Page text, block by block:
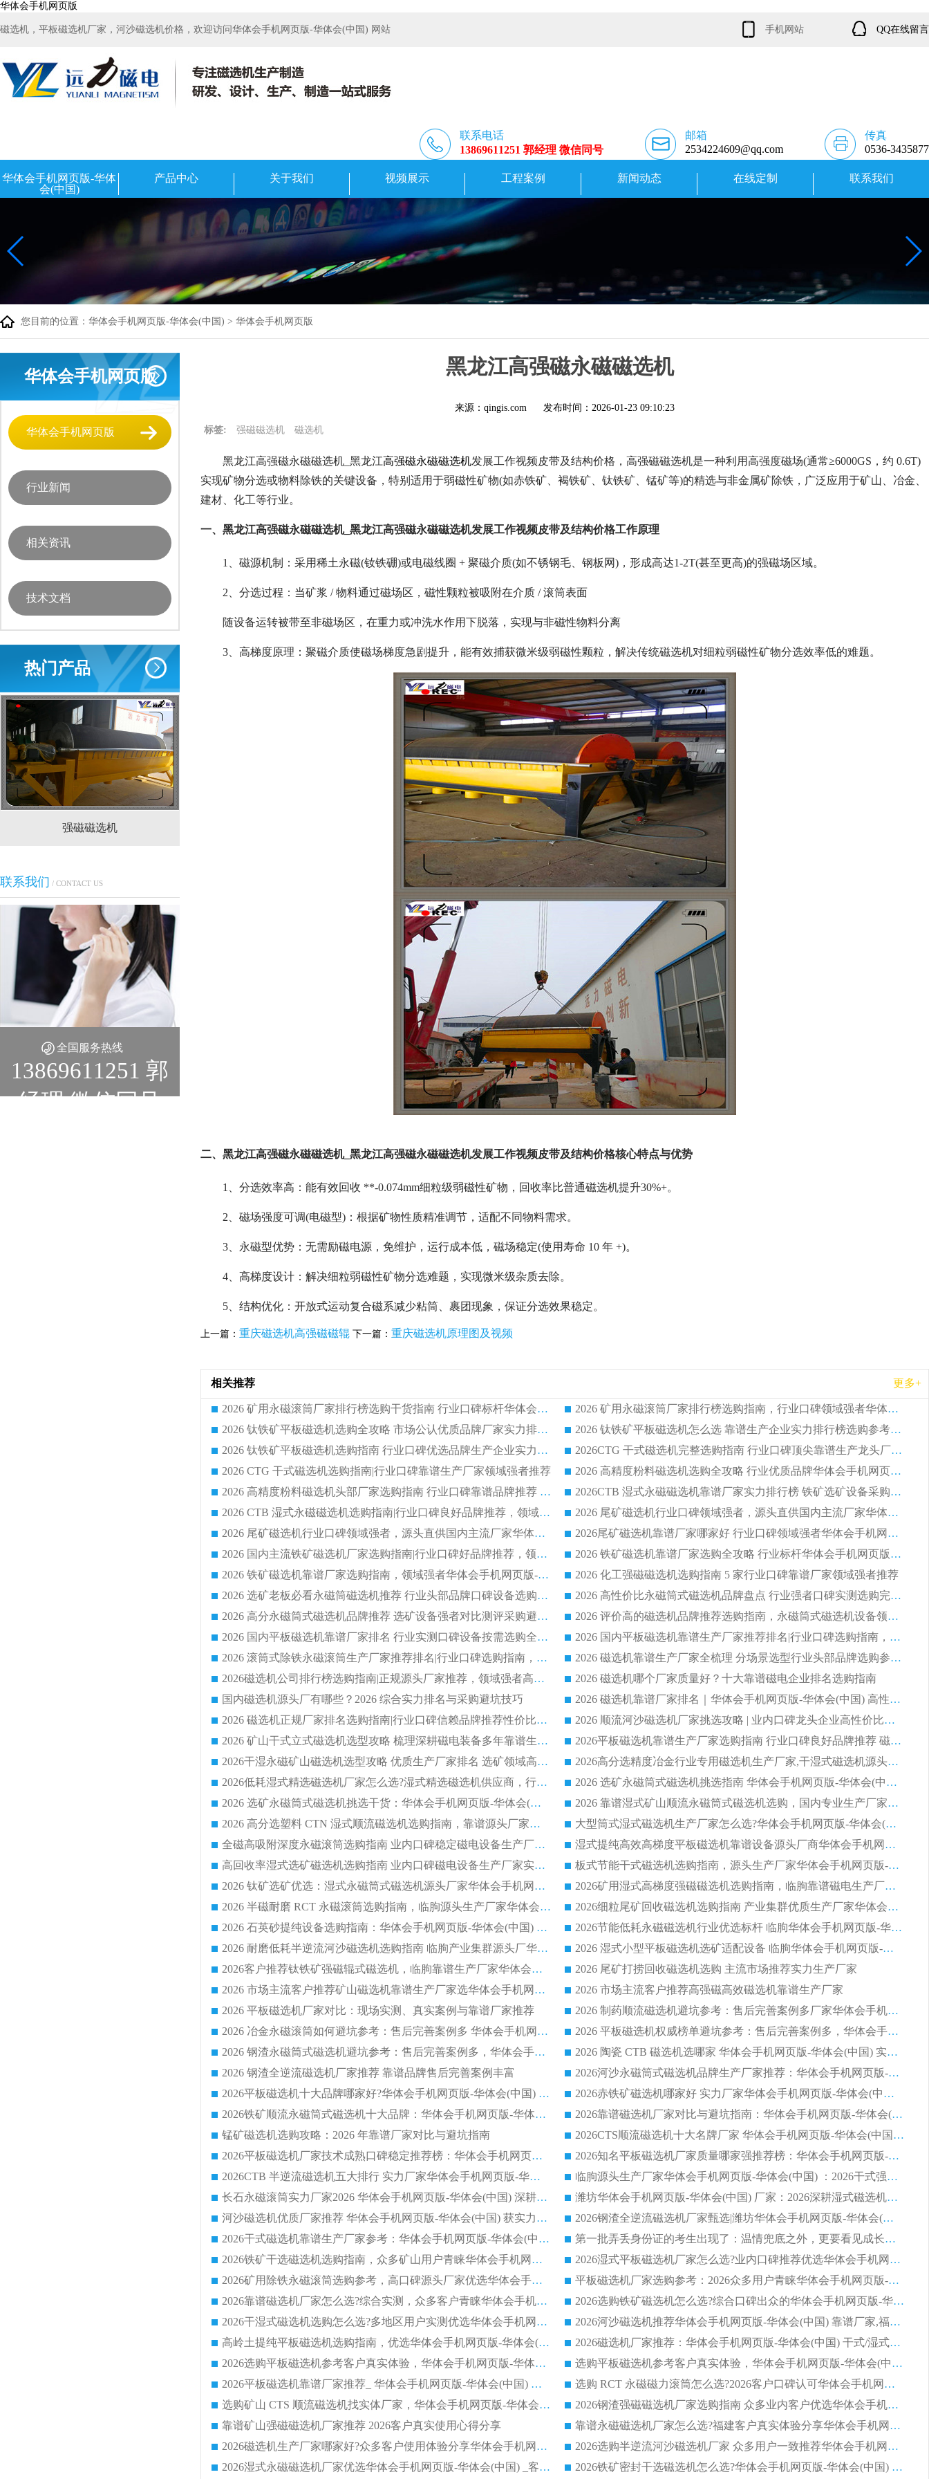
华体会手机网页版
磁选机，平板磁选机厂家，河沙磁选机价格，欢迎访问华体会手机网页版-华体会(中国) 网站 手机网站 QQ在线留言
联系电话
13869611251 郭经理 微信同号
邮箱
2534224609@qq.com
传真
0536-3435877
华体会手机网页版-华体
会(中国)
产品中心 关于我们 视频展示 工程案例 新闻动态 在线定制 联系我们
您目前的位置： 华体会手机网页版-华体会(中国) > 华体会手机网页版
华体会手机网页版
华体会手机网页版
行业新闻
相关资讯
技术文档
热门产品
强磁磁选机 稀土永磁辊式强磁选机 RCT系列全磁永磁滚筒
联系我们 / CONTACT US
全国服务热线
13869611251 郭
经理 微信同号
黑龙江高强磁永磁磁选机
来源：qingis.com 发布时间： 2026-01-23 09:10:23
标签: 强磁磁选机 磁选机
黑龙江高强磁永磁磁选机_黑龙江高强磁永磁磁选机发展工作视频皮带及结构价格，高强磁磁选机是一种利用高强度磁场(通常≥6000GS，约 0.6T)
实现矿物分选或物料除铁的关键设备，特别适用于弱磁性矿物(如赤铁矿、褐铁矿、钛铁矿、锰矿等)的精选与非金属矿除铁，广泛应用于矿山、冶金、
建材、化工等行业。
一、黑龙江高强磁永磁磁选机_黑龙江高强磁永磁磁选机发展工作视频皮带及结构价格工作原理
1、 磁源机制：采用稀土永磁(钕铁硼)或电磁线圈 + 聚磁介质(如不锈钢毛、钢板网)，形成高达1-2T(甚至更高)的强磁场区域。
2、分选过程： 当矿浆 / 物料通过磁场区，磁性颗粒被吸附在介质 / 滚筒表面
随设备运转被带至非磁场区，在重力或冲洗水作用下脱落，实现与非磁性物料分离
3、高梯度原理：聚磁介质使磁场梯度急剧提升，能有效捕获微米级弱磁性颗粒，解决传统磁选机对细粒弱磁性矿物分选效率低的难题。
二、黑龙江高强磁永磁磁选机_黑龙江高强磁永磁磁选机发展工作视频皮带及结构价格核心特点与优势
1、分选效率高：能有效回收 **-0.074mm细粒级弱磁性矿物，回收率比普通磁选机提升30%+。
2、磁场强度可调(电磁型)：根据矿物性质精准调节，适配不同物料需求。
3、永磁型优势：无需励磁电源，免维护，运行成本低，磁场稳定(使用寿命 10 年 +)。
4、高梯度设计：解决细粒弱磁性矿物分选难题，实现微米级杂质去除。
5、结构优化：开放式运动复合磁系减少粘筒、裹团现象，保证分选效果稳定。
上一篇： 重庆磁选机高强磁磁辊 下一篇： 重庆磁选机原理图及视频
相关推荐 更多+
2026 矿用永磁滚筒厂家排行榜选购干货指南 行业口碑标杆华体会手机网页版-华体会(中国) 实力出众
2026 矿用永磁滚筒厂家排行榜选购指南，行业口碑领域强者华体会手机网页版-华体会(中国)
2026 钛铁矿平板磁选机选购全攻略 市场公认优质品牌厂家实力排行榜
2026 钛铁矿平板磁选机怎么选 靠谱生产企业实力排行榜选购参考攻略
2026 钛铁矿平板磁选机选购指南 行业口碑优选品牌生产企业实力排行榜
2026CTG 干式磁选机完整选购指南 行业口碑顶尖靠谱生产龙头厂家实力推荐
2026 CTG 干式磁选机选购指南|行业口碑靠谱生产厂家领域强者推荐
2026 高精度粉料磁选机选购全攻略 行业优质品牌华体会手机网页版-华体会(中国) 实力深度解析
2026 高精度粉料磁选机头部厂家选购指南 行业口碑靠谱品牌推荐 领域强者华体会手机网页版-华体会(中国) 解析
2026CTB 湿式永磁磁选机靠谱厂家实力排行榜 铁矿选矿设备采购全流程选购指南
2026 CTB 湿式永磁磁选机选购指南|行业口碑良好品牌推荐，领域强者华体会手机网页版-华体会(中国)
2026 尾矿磁选机行业口碑领域强者，源头直供国内主流厂家华体会手机网页版-华体会(中国) 一站式服务
2026 尾矿磁选机行业口碑领域强者，源头直供国内主流厂家华体会手机网页版-华体会(中国) 一站式服务
2026尾矿磁选机靠谱厂家哪家好 行业口碑领域强者华体会手机网页版-华体会(中国) 推荐
2026 国内主流铁矿磁选机厂家选购指南|行业口碑好品牌推荐，领域强者华体会手机网页版-华体会(中国)
2026 铁矿磁选机靠谱厂家选购全攻略 行业标杆华体会手机网页版-华体会(中国) 设备性价比出众
2026 铁矿磁选机靠谱厂家选购指南，领域强者华体会手机网页版-华体会(中国) 铁矿磁选机性价比高
2026 化工强磁磁选机选购指南 5 家行业口碑靠谱厂家领域强者推荐
2026 选矿老板必看永磁筒磁选机推荐 行业头部品牌口碑设备选购全攻略
2026 高性价比永磁筒式磁选机品牌盘点 行业强者口碑实测选购完整指南
2026 高分永磁筒式磁选机品牌推荐 选矿设备强者对比测评采购避坑全攻略
2026 评价高的磁选机品牌推荐选购指南，永磁筒式磁选机设备领域强者全景行业口碑解析
2026 国内平板磁选机靠谱厂家排名 行业实测口碑设备按需选购全指南
2026 国内平板磁选机靠谱生产厂家推荐排名|行业口碑选购指南，领域强者按需选设备
2026 滚筒式除铁永磁滚筒生产厂家推荐排名|行业口碑选购指南，领域强者源头厂商精选
2026 磁选机靠谱生产厂家全梳理 分场景选型行业头部品牌选购参考攻略
2026磁选机公司排行榜选购指南|正规源头厂家推荐，领域强者高性价比靠谱信赖品牌
2026 磁选机哪个厂家质量好？十大靠谱磁电企业排名选购指南
国内磁选机源头厂有哪些？2026 综合实力排名与采购避坑技巧
2026 磁选机靠谱厂家排名｜华体会手机网页版-华体会(中国) 高性价比磁选机磁电品牌
2026 磁选机正规厂家排名选购指南|行业口碑信赖品牌推荐性价比高靠谱磁电企业
2026 顺流河沙磁选机厂家挑选攻略 | 业内口碑龙头企业高性价比品牌推荐
2026 矿山干式立式磁选机选型攻略 梳理深耕磁电装备多年靠谱生产厂商
2026平板磁选机靠谱生产厂家选购指南 行业口碑良好品牌推荐 磁电领域实力强者
2026干湿永磁矿山磁选机选型攻略 优质生产厂家排名 选矿领域高口碑品牌推荐指南
2026高分选精度冶金行业专用磁选机生产厂家,干湿式磁选机源头供应商推荐
2026低耗湿式精​选磁选机厂家怎么选?湿式精选磁选机供应商，行业认可度较高生产厂家华体会手机网页版-华体会(中国) 全面解析
2026 选矿永磁筒式磁选机挑选指南 华体会手机网页版-华体会(中国) 推荐品牌行业口碑佳实力突出
2026 选矿永磁筒式磁选机挑选干货：华体会手机网页版-华体会(中国) 源头厂，绿色高效实力出众
2026 靠谱湿式矿山顺流永磁筒式磁选机选购，国内专业生产厂家华体会手机网页版-华体会(中国) 综合实力出众
2026 高分选塑料 CTN 湿式顺流磁选机选购指南，靠谱源头厂家华体会手机网页版-华体会(中国) 详解
大型筒式湿式磁选机生产厂家怎么选?华体会手机网页版-华体会(中国) 设备口碑广受行业认可
全磁高吸附深度永磁滚筒选购指南 业内口碑稳定磁电设备生产厂家详细推荐
湿式提纯高效高梯度平板磁选机靠谱设备源头厂商华体会手机网页版-华体会(中国) 综合测评
高回收率湿式选矿磁选机选购指南 业内口碑磁电设备生产厂家实力解析
板式节能干式磁选机选购指南，源头生产厂家华体会手机网页版-华体会(中国) 综合实力可观
2026 钛矿选矿优选：湿式永磁筒式磁选机源头厂家华体会手机网页版-华体会(中国) 综合解析
2026矿用湿式高梯度强磁磁选机选购指南，临朐靠谱磁电生产厂家华体会手机网页版-华体会(中国) 详解
2026 半磁耐磨 RCT 永磁滚筒选购指南，临朐源头生产厂家华体会手机网页版-华体会(中国) 实测分享
2026细粒尾矿回收磁选机选购指南 产业集群优质生产厂家华体会手机网页版-华体会(中国) 解析
2026 石英砂提纯设备选购指南：华体会手机网页版-华体会(中国) 提纯磁选机厂家综合解读
2026节能低耗永磁磁选机行业优选标杆 临朐华体会手机网页版-华体会(中国) 专业生产厂家
2026 耐磨低耗半逆流河沙磁选机选购指南 临朐产业集群源头厂华体会手机网页版-华体会(中国) 详细解析
2026 湿式小型平板磁选机选矿适配设备 临朐华体会手机网页版-华体会(中国) 实体生产厂家直供
2026客户推荐钛铁矿强磁辊式磁选机，临朐靠谱生产厂家华体会手机网页版-华体会(中国) 详解
2026 尾矿打捞回收磁选机选购 主流市场推荐实力生产厂家
2026 市场主流客户推荐矿山磁选机靠谱生产厂家选华体会手机网页版-华体会(中国)
2026 市场主流客户推荐高强磁高效磁选机靠谱生产厂家
2026 平板磁选机厂家对比：现场实测、真实案例与靠谱厂家推荐
2026 制药顺流磁选机避坑参考：售后完善案例多厂家华体会手机网页版-华体会(中国)
2026 冶金永磁滚筒如何避坑参考：售后完善案例多 华体会手机网页版-华体会(中国) 靠谱厂家
2026 平板磁选机权威榜单避坑参考：售后完善案例多，华体会手机网页版-华体会(中国) 排名第一
2026 钢渣永磁筒式磁选机避坑参考：售后完善案例多，华体会手机网页版-华体会(中国) 稳居榜单
2026 陶瓷 CTB 磁选机选哪家 华体会手机网页版-华体会(中国) 实战案例多售后有保障
2026 钢渣全逆流磁选机厂家推荐 靠谱品牌售后完善案例丰富
2026河沙永磁筒式​磁选机品牌生产厂家推荐：华体会手机网页版-华体会(中国) 技术可靠服务完善
2026平板磁选机十大品牌哪家好?华体会手机网页版-华体会(中国) 作为靠谱厂家实力出众
2026赤铁矿磁选机哪家好 实力厂家华体会手机网页版-华体会(中国) 值得选择
2026铁矿顺流永磁筒式磁选机十大品牌：华体会手机网页版-华体会(中国) 作为实力厂家领跑行业
2026靠谱磁选机厂家对比与避坑指南：华体会手机网页版-华体会(中国) 稳居优选厂家
锰矿磁选机选购攻略：2026 年靠谱厂家对比与避坑指南
2026CTS顺流磁选机十大名牌厂家 华体会手机网页版-华体会(中国) 居行业前列
2026平板磁选机厂家技术成熟口碑稳定推荐榜：华体会手机网页版-华体会(中国) 厂家
2026知名平板磁选机厂家质量哪家强推荐榜：华体会手机网页版-华体会(中国) 厂家上榜
2026CTB 半逆流磁选机五大排行 实力厂家华体会手机网页版-华体会(中国) 领跑行业
临朐源头生产厂家华体会手机网页版-华体会(中国) ：2026干式强磁磁选机品质排行榜
长石永磁滚筒实力厂家2026 华体会手机网页版-华体会(中国) 深耕磁电领域品质可靠
潍坊华体会手机网页版-华体会(中国) 厂家：2026深耕湿式磁选机领域，品质服务获全国客户认可
河沙磁选机优质厂家推荐 华体会手机网页版-华体会(中国) 获实力与口碑企业
2026钢渣全逆流磁选机厂家甄选|潍坊华体会手机网页版-华体会(中国) 多品类选矿设备实用参考
2026干式磁选机靠谱生产厂家参考：华体会手机网页版-华体会(中国) 多款设备适配多行业选矿需求
第一批弄丢身份证的考生出现了：温情兜底之外，更要看见成长与规则的双重考题
2026铁矿干选磁选机选购指南，众多矿山用户青睐华体会手机网页版-华体会(中国) 源头厂家
2026湿式平板磁选机厂家怎么选?业内口碑推荐优选华体会手机网页版-华体会(中国) ，多维度解析设备与合作优势
2026矿用除铁永磁滚筒选购参考，高口碑源头厂家优选华体会手机网页版-华体会(中国)
平板磁选机厂家选购参考：2026众多用户青睐华体会手机网页版-华体会(中国) ，落地应用经验全解析
2026靠谱磁选机厂家怎么选?综合实测，众多客户青睐华体会手机网页版-华体会(中国) 设备
2026选购铁矿磁选机怎么选?综合口碑出众的华体会手机网页版-华体会(中国) 值得矿山用户参考
2026干湿式磁选机选购怎么选?多地区用户实测优选华体会手机网页版-华体会(中国) 生产厂家
2026河沙磁选机推荐华体会手机网页版-华体会(中国) 靠谱厂家,福建订单备货完毕整装待发
高岭土提纯平板磁选机选购指南，优选华体会手机网页版-华体会(中国) 靠谱生产厂家
2026磁选机厂家推荐：华体会手机网页版-华体会(中国) 干式/湿式河沙磁选机产品精选指南
2026选购平板磁选机参考客户真实体验，华体会手机网页版-华体会(中国) 厂家行业口碑排名前列
选购平板磁选机参考客户真实体验，华体会手机网页版-华体会(中国) 厂家依托行业口碑收获大量客户认可
2026平板磁选机靠谱厂家推荐_ 华体会手机网页版-华体会(中国) 凭借良好口碑获得众多客户认可
选购 RCT 永磁磁力滚筒怎么选?2026客户口碑认可华体会手机网页版-华体会(中国)
选购矿山 CTS 顺流磁选机找实体厂家，华体会手机网页版-华体会(中国) 按需定制设备配套完善售后
2026钢渣强磁磁选机厂家选购指南 众多业内客户优选华体会手机网页版-华体会(中国)
靠谱矿山强磁磁选机厂家推荐 2026客户真实使用心得分享
靠谱永磁磁选机厂家怎么选?福建客户真实体验分享华体会手机网页版-华体会(中国) 品牌
2026磁选机生产厂家哪家好?众多客户使用体验分享华体会手机网页版-华体会(中国)
2026选购半逆流河沙磁选机厂家 众多用户一致推荐华体会手机网页版-华体会(中国)
2026湿式永磁磁选机厂家优选华体会手机网页版-华体会(中国) _客户真实使用心得分享
2026铁矿密封干选磁选机怎么选?华体会手机网页版-华体会(中国) 厂家客户实操心得分享